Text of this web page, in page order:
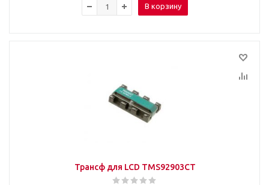
В корзину
Трансф для LCD TMS92903CT